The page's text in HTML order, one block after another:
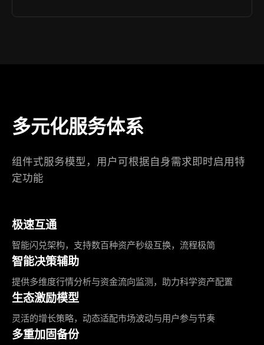
多元化服务体系
组件式服务模型，用户可根据自身需求即时启用特
定功能
极速互通
智能闪兑架构，支持数百种资产秒级互换，流程极简
智能决策辅助
提供多维度行情分析与资金流向监测，助力科学资产配置
生态激励模型
灵活的增长策略，动态适配市场波动与用户参与节奏
多重加固备份